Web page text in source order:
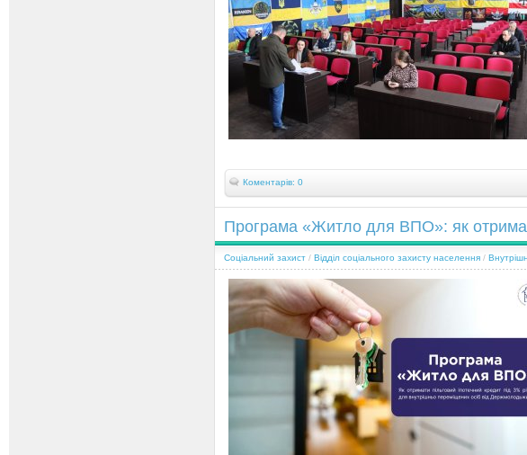
Коментарів: 0
Програма «Житло для ВПО»: як
Соціальний захист / Відділ соціального захисту населення /